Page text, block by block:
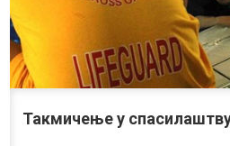
Такмичење у